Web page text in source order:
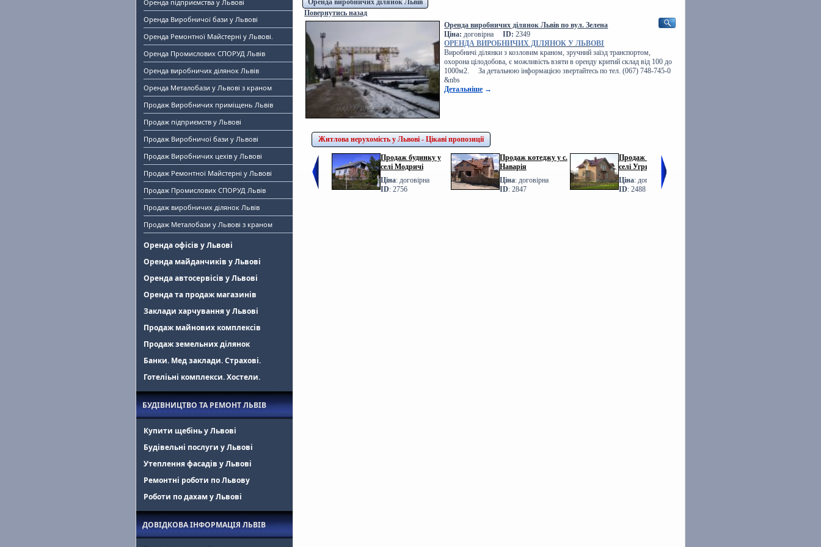
Оренда підприємства у Львові
Оренда Виробничої бази у Львові
Оренда Ремонтної Майстерні у Львові.
Оренда Промислових СПОРУД Львів
Оренда виробничих ділянок Львів
Оренда Металобази у Львові з краном
Продаж Виробничих приміщень Львів
Продаж підприємств у Львові
Продаж Виробничої бази у Львові
Продаж Виробничих цехів у Львові
Продаж Ремонтної Майстерні у Львові
Продаж Промислових СПОРУД Львів
Продаж виробничих ділянок Львів
Продаж Металобази у Львові з краном
Оренда офісів у Львові
Оренда майданчиків у Львові
Оренда автосервісів у Львові
Оренда та продаж магазинів
Заклади харчування у Львові
Продаж майнових комплексів
Продаж земельних ділянок
Банки. Мед заклади. Страхові.
Готеліьні комплекси. Хостели.
БУДІВНИЦТВО ТА РЕМОНТ ЛЬВІВ
Купити щебінь у Львові
Будівельні послуги у Львові
Утеплення фасадів у Львові
Ремонтні роботи по Львову
Роботи по дахам у Львові
ДОВІДКОВА ІНФОРМАЦІЯ ЛЬВІВ
Оренда виробничих ділянок Львів
Повернутись назад
Оренда виробничих ділянок Львів по вул. Зелена
Ціна: договірна ID: 2349
ОРЕНДА ВИРОБНИЧИХ ДІЛЯНОК У ЛЬВОВІ
Виробничі ділянки з козловим краном, зручний заїзд транспортом,
охорона цілодобова, є можливість взяти в оренду критий склад від 100 до
1000м2. За детальною інформацією звертайтесь по тел. (067) 748-745-0
&nbs
Детальніше →
Житлова нерухомість у Львові - Цікаві пропозиції
Продаж будинку у
селі Модричі
Ціна: договірна
ID: 2756
Продаж котеджу у с.
Наварія
Ціна: договірна
ID: 2847
Продаж БУДИНКУ у
селі Угринів
Ціна: договірна
ID: 2488